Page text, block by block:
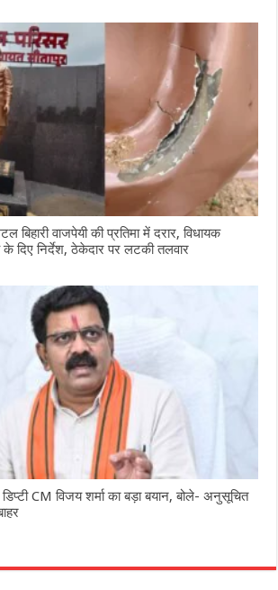
बिहारी वाजपेयी की प्रतिमा में दरार, विधायक
के दिए निर्देश, ठेकेदार पर लटकी तलवार
CM विजय शर्मा का बड़ा बयान, बोले- अनुसूचित